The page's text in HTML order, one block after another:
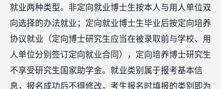
就业两种类型。非定向就业博士生按本人与用人单位双
向选择的办法就业；定向就业博士生毕业后按定向培养
协议就业（定向博士研究生应当在被录取前与学校、用
人单位分别签订定向就业合同），定向培养博士研究生
不享受研究生国家助学金。就业类别属于报考基本信
息，报名成功后不得修改。考生报名时填报的类别即为